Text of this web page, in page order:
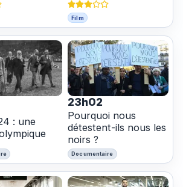
Film
: une
23h02
Pourquoi nous
détestent-ils nous les
noirs ?
Documentaire